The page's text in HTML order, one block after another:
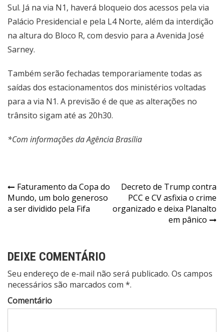
Sul. Já na via N1, haverá bloqueio dos acessos pela via
Palácio Presidencial e pela L4 Norte, além da interdição
na altura do Bloco R, com desvio para a Avenida José
Sarney.
Também serão fechadas temporariamente todas as
saídas dos estacionamentos dos ministérios voltadas
para a via N1. A previsão é de que as alterações no
trânsito sigam até as 20h30.
*Com informações da Agência Brasília
Navegação
de
Faturamento da Copa do
Mundo, um bolo generoso
a ser dividido pela Fifa
Decreto de Trump contra
PCC e CV asfixia o crime
organizado e deixa Planalto
em pânico
DEIXE COMENTÁRIO
Seu endereço de e-mail não será publicado. Os campos
necessários são marcados com *.
Comentário